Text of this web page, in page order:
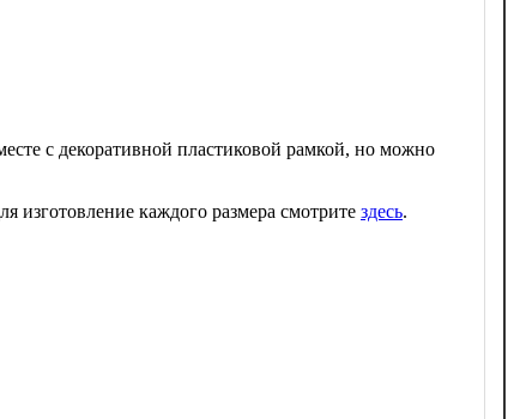
с декоративной пластиковой рамкой, но можно
каждого размера смотрите здесь.